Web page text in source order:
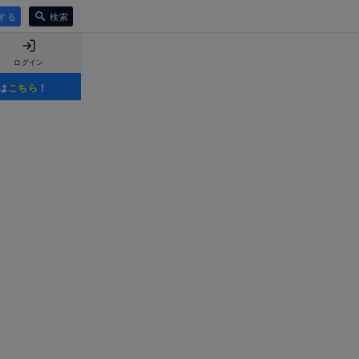
る 検索
ログイン
こちら ！